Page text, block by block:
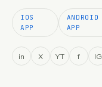
IOS
APP
ANDROID
APP
in X YT f IG